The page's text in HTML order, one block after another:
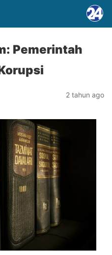
Pemerintah
2 tahun ago